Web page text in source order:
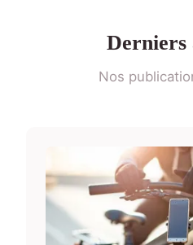
Derniers
Nos